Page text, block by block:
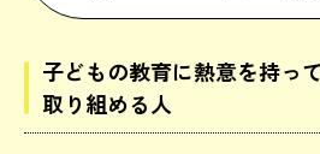
子どもの教育に熱意を持って
取り組める人